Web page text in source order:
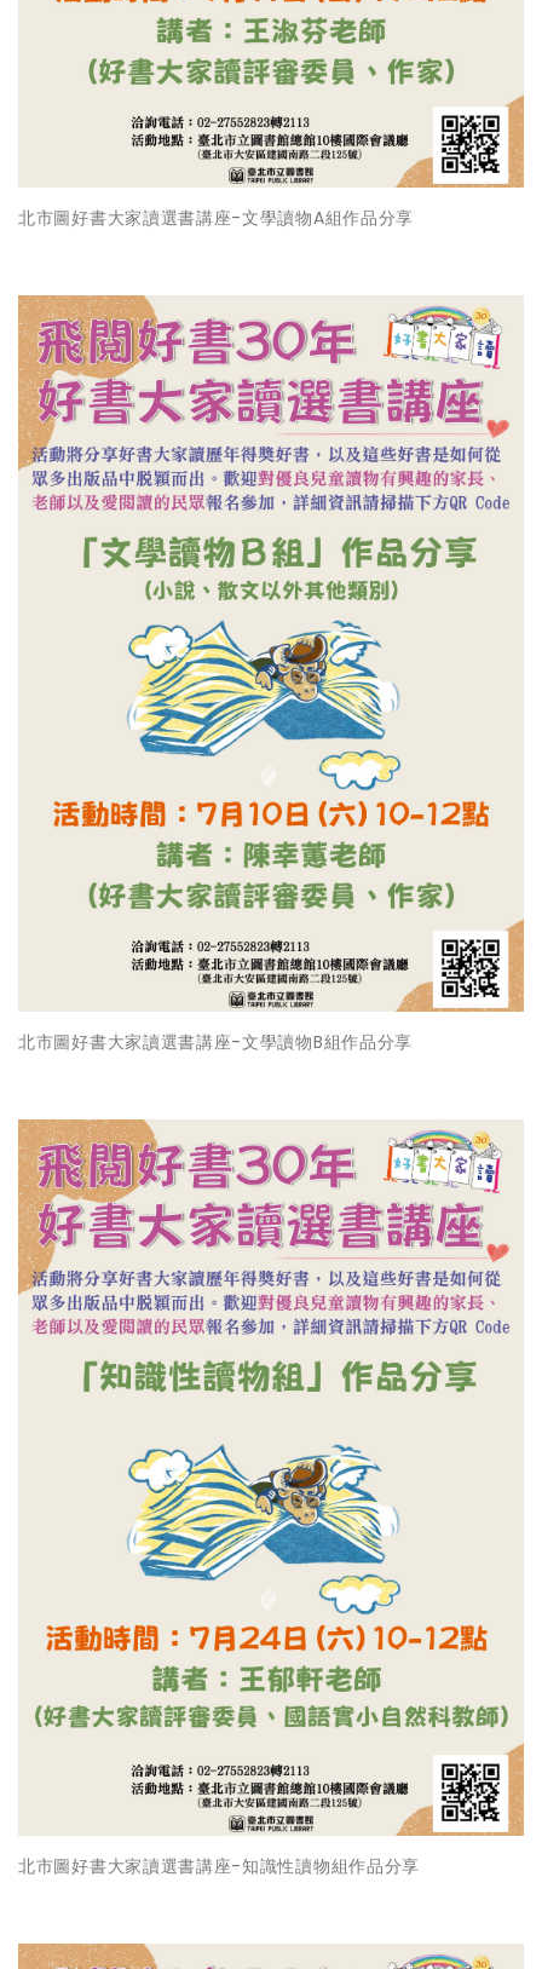
北市圖好書大家讀選書講座-文學讀物A組作品分享
北市圖好書大家讀選書講座-文學讀物B組作品分享
北市圖好書大家讀選書講座-知識性讀物組作品分享